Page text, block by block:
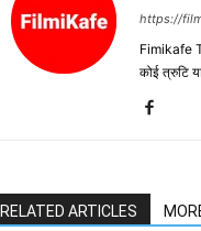
https://
Fimikafe
कोई त्रुटि
RELATED ARTICLES